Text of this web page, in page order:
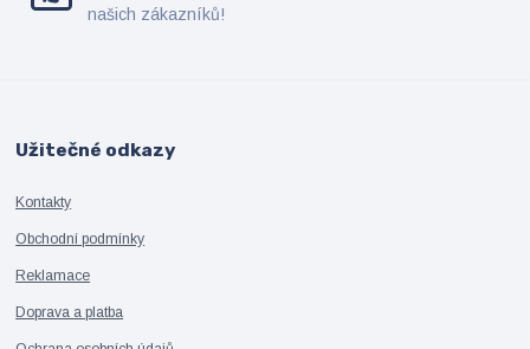
našich zákazníků!
Užitečné odkazy
Kontakty
Obchodní podmínky
Reklamace
Doprava a platba